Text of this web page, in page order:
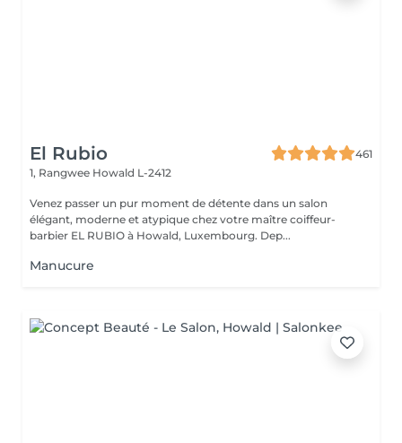
El Rubio
461
1, Rangwee Howald L-2412
Venez passer un pur moment de détente dans un salon
élégant, moderne et atypique chez votre maître coiffeur-
barbier EL RUBIO à Howald, Luxembourg. Dep...
Manucure